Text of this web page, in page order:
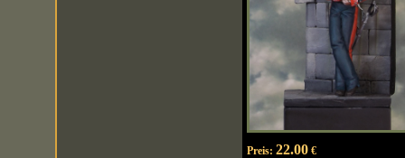
Preis: 22.00€